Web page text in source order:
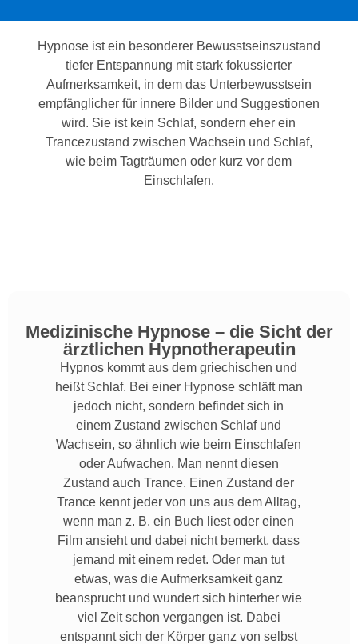
Hypnose ist ein besonderer Bewusstseinszustand
tiefer Entspannung mit stark fokussierter
Aufmerksamkeit, in dem das Unterbewusstsein
empfänglicher für innere Bilder und Suggestionen
wird. Sie ist kein Schlaf, sondern eher ein
Trancezustand zwischen Wachsein und Schlaf,
wie beim Tagträumen oder kurz vor dem
Einschlafen.
Medizinische Hypnose – die Sicht der
ärztlichen Hypnotherapeutin
Hypnos kommt aus dem griechischen und
heißt Schlaf. Bei einer Hypnose schläft man
jedoch nicht, sondern befindet sich in
einem Zustand zwischen Schlaf und
Wachsein, so ähnlich wie beim Einschlafen
oder Aufwachen. Man nennt diesen
Zustand auch Trance. Einen Zustand der
Trance kennt jeder von uns aus dem Alltag,
wenn man z. B. ein Buch liest oder einen
Film ansieht und dabei nicht bemerkt, dass
jemand mit einem redet. Oder man tut
etwas, was die Aufmerksamkeit ganz
beansprucht und wundert sich hinterher wie
viel Zeit schon vergangen ist. Dabei
entspannt sich der Körper ganz von selbst